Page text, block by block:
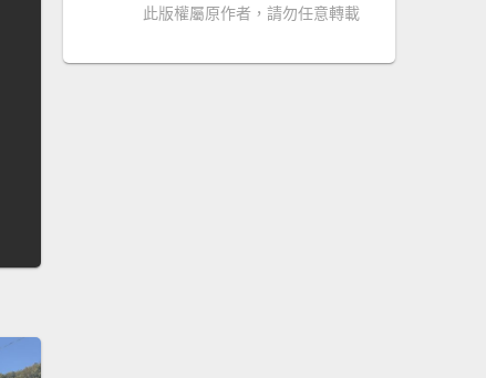
此版權屬原作者，請勿任意轉載